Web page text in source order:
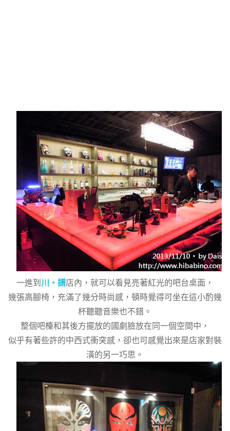
一進到川‧譜店內，就可以看見亮著紅光的吧台桌面，
幾張高腳椅，充滿了幾分時尚感，頓時覺得可坐在這小酌幾
杯聽聽音樂也不錯。
整個吧檯和其後方擺放的國劇臉放在同一個空間中，
似乎有著些許的中西式衝突感，卻也可感覺出來是店家對裝
潢的另一巧思。